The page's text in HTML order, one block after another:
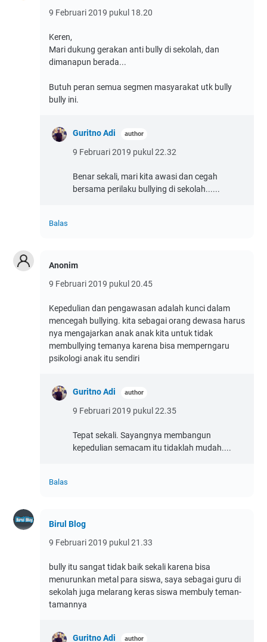
9 Februari 2019 pukul 18.20
Keren,
Mari dukung gerakan anti bully di sekolah, dan
dimanapun berada...
Butuh peran semua segmen masyarakat utk bully
bully ini.
Guritno Adi
9 Februari 2019 pukul 22.32
Benar sekali, mari kita awasi dan cegah
bersama perilaku bullying di sekolah......
Balas
Anonim
9 Februari 2019 pukul 20.45
Kepedulian dan pengawasan adalah kunci dalam
mencegah bullying. kita sebagai orang dewasa harus
nya mengajarkan anak anak kita untuk tidak
membullying temanya karena bisa memperngaru
psikologi anak itu sendiri
Guritno Adi
9 Februari 2019 pukul 22.35
Tepat sekali. Sayangnya membangun
kepedulian semacam itu tidaklah mudah....
Balas
Birul Blog
9 Februari 2019 pukul 21.33
bully itu sangat tidak baik sekali karena bisa
menurunkan metal para siswa, saya sebagai guru di
sekolah juga melarang keras siswa membuly teman-
tamannya
Guritno Adi